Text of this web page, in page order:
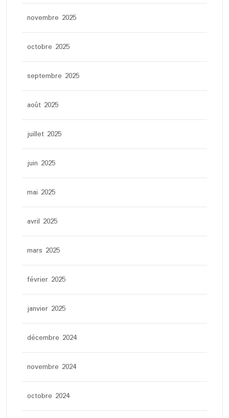
novembre 2025
octobre 2025
septembre 2025
août 2025
juillet 2025
juin 2025
mai 2025
avril 2025
mars 2025
février 2025
janvier 2025
décembre 2024
novembre 2024
octobre 2024